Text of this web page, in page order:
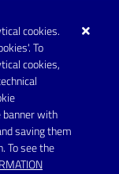
cookies.
To
cookies,
banner with
saving them
To see the